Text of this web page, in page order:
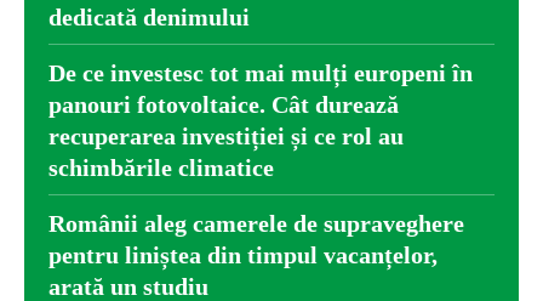
dedicată denimului
De ce investesc tot mai mulți europeni în
panouri fotovoltaice. Cât durează
recuperarea investiției și ce rol au
schimbările climatice
Românii aleg camerele de supraveghere
pentru liniștea din timpul vacanțelor,
arată un studiu